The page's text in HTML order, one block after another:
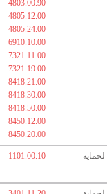
4803.00.90
4805.12.00
4805.24.00
6910.10.00
7321.11.00
7321.19.00
8418.21.00
8418.30.00
8418.50.00
8450.12.00
8450.20.00
اضافي 14% لحماية
1101.00.10